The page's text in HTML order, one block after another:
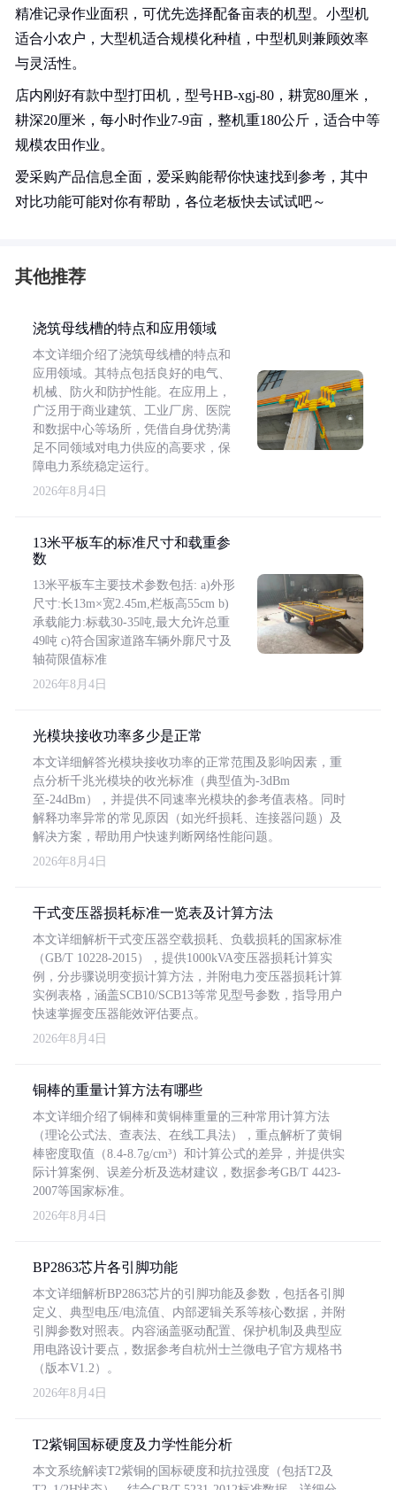
精准记录作业面积，可优先选择配备亩表的机型。小型机
适合小农户，大型机适合规模化种植，中型机则兼顾效率
与灵活性。
店内刚好有款中型打田机，型号HB-xgj-80，耕宽80厘米，
耕深20厘米，每小时作业7-9亩，整机重180公斤，适合中等
规模农田作业。
爱采购产品信息全面，爱采购能帮你快速找到参考，其中
对比功能可能对你有帮助，各位老板快去试试吧～
其他推荐
浇筑母线槽的特点和应用领域
本文详细介绍了浇筑母线槽的特点和
应用领域。其特点包括良好的电气、
机械、防火和防护性能。在应用上，
广泛用于商业建筑、工业厂房、医院
和数据中心等场所，凭借自身优势满
足不同领域对电力供应的高要求，保
障电力系统稳定运行。
2026年8月4日
13米平板车的标准尺寸和载重参
数
13米平板车主要技术参数包括: a)外形
尺寸:长13m×宽2.45m,栏板高55cm b)
承载能力:标载30-35吨,最大允许总重
49吨 c)符合国家道路车辆外廓尺寸及
轴荷限值标准
2026年8月4日
光模块接收功率多少是正常
本文详细解答光模块接收功率的正常范围及影响因素，重
点分析千兆光模块的收光标准（典型值为-3dBm
至-24dBm），并提供不同速率光模块的参考值表格。同时
解释功率异常的常见原因（如光纤损耗、连接器问题）及
解决方案，帮助用户快速判断网络性能问题。
2026年8月4日
干式变压器损耗标准一览表及计算方法
本文详细解析干式变压器空载损耗、负载损耗的国家标准
（GB/T 10228-2015），提供1000kVA变压器损耗计算实
例，分步骤说明变损计算方法，并附电力变压器损耗计算
实例表格，涵盖SCB10/SCB13等常见型号参数，指导用户
快速掌握变压器能效评估要点。
2026年8月4日
铜棒的重量计算方法有哪些
本文详细介绍了铜棒和黄铜棒重量的三种常用计算方法
（理论公式法、查表法、在线工具法），重点解析了黄铜
棒密度取值（8.4-8.7g/cm³）和计算公式的差异，并提供实
际计算案例、误差分析及选材建议，数据参考GB/T 4423-
2007等国家标准。
2026年8月4日
BP2863芯片各引脚功能
本文详细解析BP2863芯片的引脚功能及参数，包括各引脚
定义、典型电压/电流值、内部逻辑关系等核心数据，并附
引脚参数对照表。内容涵盖驱动配置、保护机制及典型应
用电路设计要点，数据参考自杭州士兰微电子官方规格书
（版本V1.2）。
2026年8月4日
T2紫铜国标硬度及力学性能分析
本文系统解读T2紫铜的国标硬度和抗拉强度（包括T2及